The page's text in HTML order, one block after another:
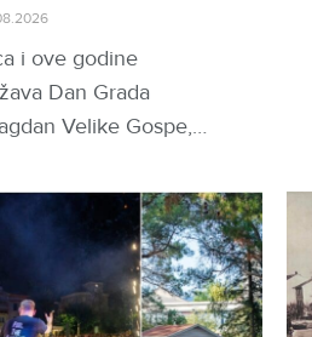
i ove godine
Dan Grada
Velike Gospe,…